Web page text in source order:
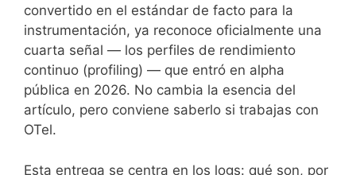
convertido en el estándar de facto para la
instrumentación, ya reconoce oficialmente una
cuarta señal — los perfiles de rendimiento
continuo (profiling) — que entró en alpha
pública en 2026. No cambia la esencia del
artículo, pero conviene saberlo si trabajas con
OTel.
Esta entrega se centra en los logs: qué son, por